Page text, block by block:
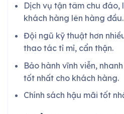
Dịch vụ tận tâm chu đáo,
khách hàng lên hàng đầu.
Đội ngũ kỹ thuật hơn
thao tác tỉ mỉ, cẩn thận.
Bảo hành vĩnh viễn,
tốt nhất cho khách hàng.
Chính sách hậu mãi tốt